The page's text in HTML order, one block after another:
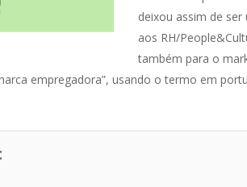
deixou assim de
aos RH/
também para o
empregadora”, usando o termo em